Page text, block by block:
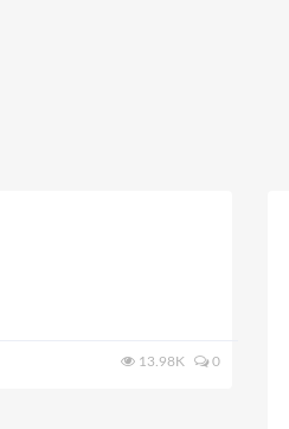
13.98K 0